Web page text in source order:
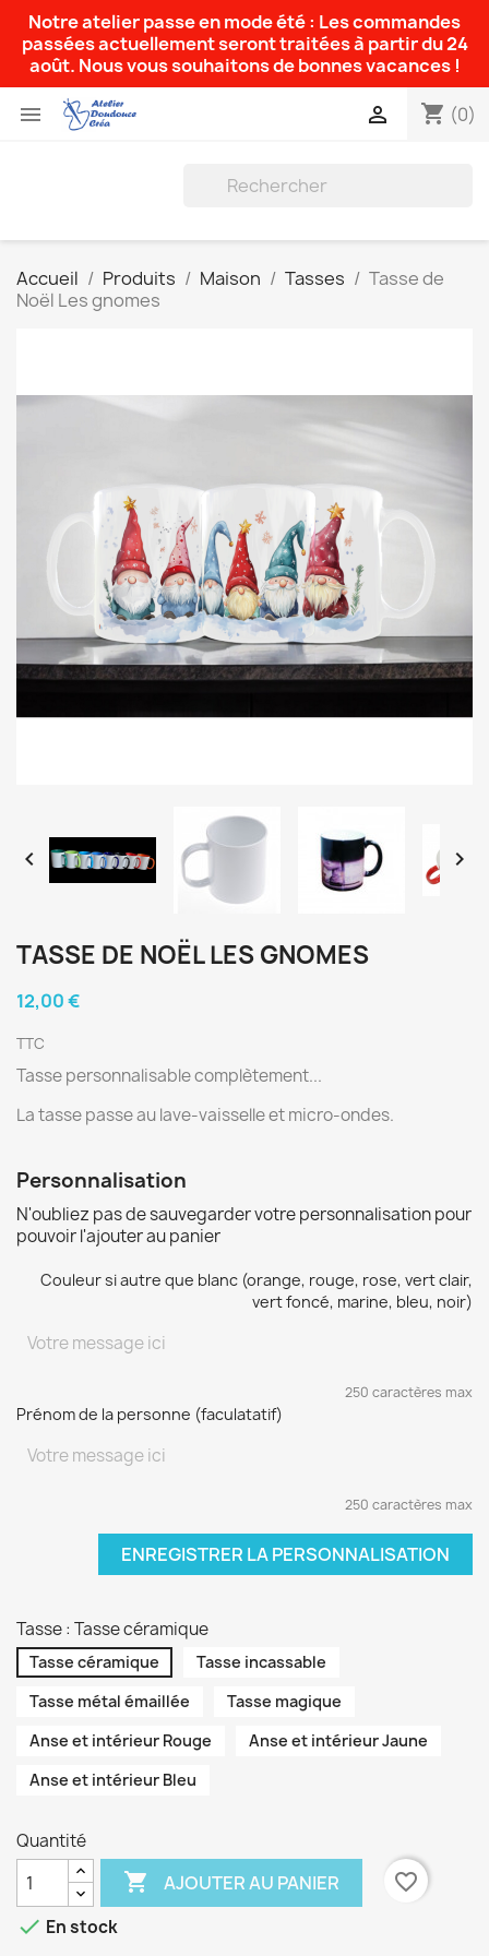
Notre atelier passe en mode été : Les commandes
passées actuellement seront traitées à partir du 24
août. Nous vous souhaitons de bonnes vacances !
 shopping_cart (0)

Accueil Produits Maison Tasses
Tasse de
Noël Les gnomes
 
TASSE DE NOËL LES GNOMES
12,00 €
TTC
Tasse personnalisable complètement...
La tasse passe au lave-vaisselle et micro-ondes.
Personnalisation
N'oubliez pas de sauvegarder votre personnalisation pour
pouvoir l'ajouter au panier
Couleur si autre que blanc (orange, rouge, rose, vert clair,
vert foncé, marine, bleu, noir)
250 caractères max
Prénom de la personne (faculatatif)
250 caractères max
ENREGISTRER LA PERSONNALISATION
Tasse : Tasse céramique
Tasse céramique
Tasse incassable
Tasse métal émaillée
Tasse magique
Anse et intérieur Rouge
Anse et intérieur Jaune
Anse et intérieur Bleu
Quantité
 AJOUTER AU PANIER
favorite_border
 En stock